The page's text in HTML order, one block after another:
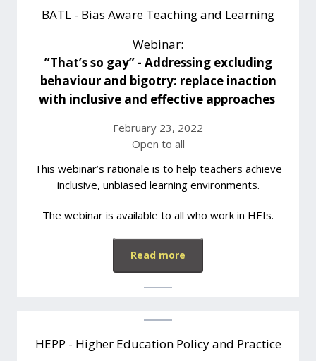
BATL - Bias Aware Teaching and Learning
Webinar:
”That’s so gay” - Addressing excluding
behaviour and bigotry: replace inaction
with inclusive and effective approaches
February 23, 2022
Open to all
This webinar’s rationale is to help teachers achieve
inclusive, unbiased learning environments.
The webinar is available to all who work in HEIs.
Read more
HEPP - Higher Education Policy and Practice